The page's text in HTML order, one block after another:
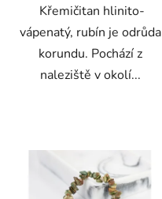
Křemičitan hlinito-
vápenatý, rubín je odrůda
korundu. Pochází z
naleziště v okolí...